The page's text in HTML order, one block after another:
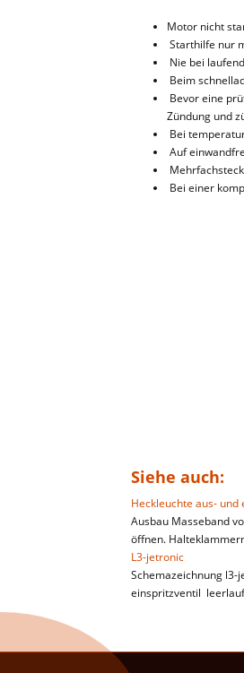
Motor nicht
Starthilfe nur
Nie bei
Beim
Bevor eine
Zündung und
Bei
Auf
Bei einer
Siehe auch:
Heckleuchte aus- und
Ausbau Masseband
öffnen.
L3-jetronic
Schemazeichnung
einspritzventil